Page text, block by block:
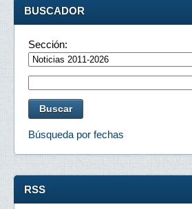
BUSCADOR
Sección:
Búsqueda por fechas
RSS